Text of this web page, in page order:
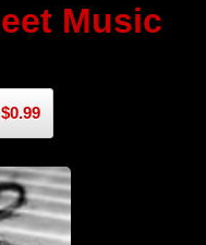
Music